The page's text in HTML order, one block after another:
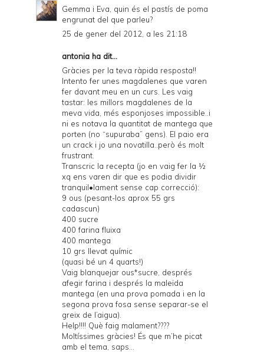
Gemma i Eva, quin és el pastís de poma
engrunat del que parleu?
25 de gener del 2012, a les 21:18
antonia ha dit...
Gràcies per la teva ràpida resposta!!
Intento fer unes magdalenes que varen
fer davant meu en un curs. Les vaig
tastar: les millors magdalenes de la
meva vida, més esponjoses impossible..i
ni es notava la quantitat de mantega que
porten (no “supuraba” gens). El paio era
un crack i jo una novatilla..però és molt
frustrant.
Transcric la recepta (jo en vaig fer la ½
xq ens varen dir que es podia dividir
tranquil•lament sense cap correcció):
9 ous (pesant-los aprox 55 grs
cadascun)
400 sucre
400 farina fluixa
400 mantega
10 grs llevat químic
(quasi bé un 4 quarts!)
Vaig blanquejar ous*sucre, després
afegir farina i després la maleïda
mantega (en una prova pomada i en la
segona prova fosa sense separar-se el
greix de l’aigua).
Help!!!! Què faig malament????
Moltíssimes gràcies! És que m’he picat
amb el tema, saps...